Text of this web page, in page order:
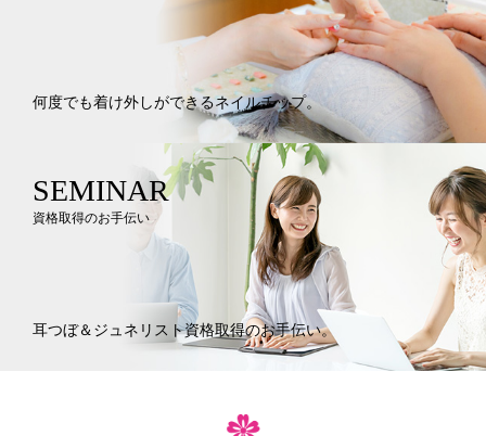
何度でも着け外しができるネイルチップ。
SEMINAR
資格取得のお手伝い
耳つぼ＆ジュネリスト資格取得のお手伝い。